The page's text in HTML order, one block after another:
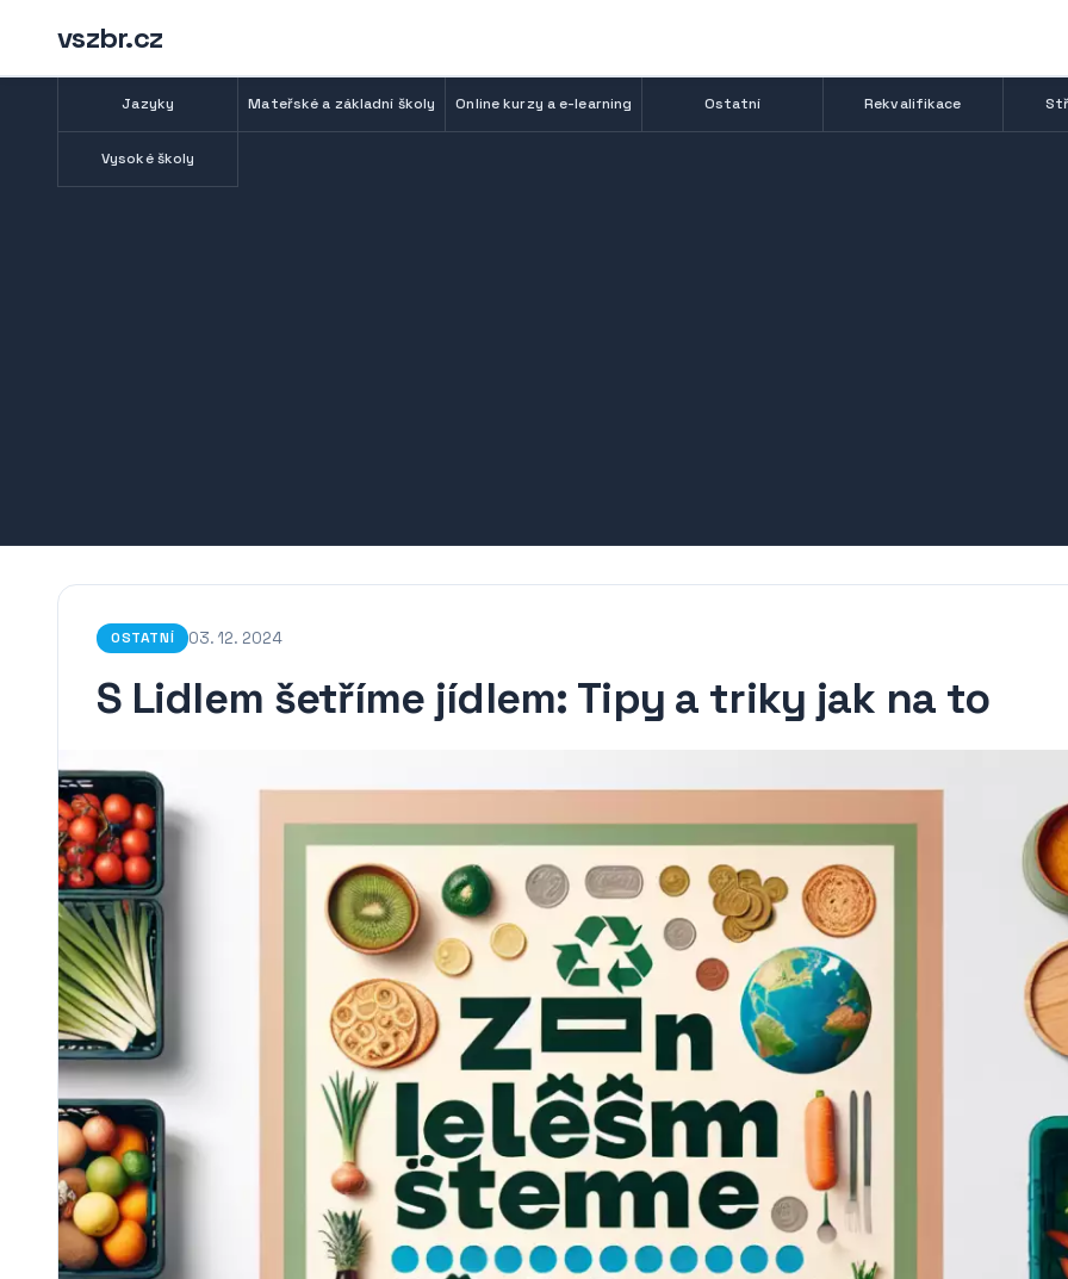
vszbr.cz
Jazyky Mateřské a základní školy Online kurzy a e-learning Ostatní Rekvalifikace
Vysoké školy
OSTATNÍ 03. 12. 2024
S Lidlem šetříme jídlem: Tipy a triky jak na to